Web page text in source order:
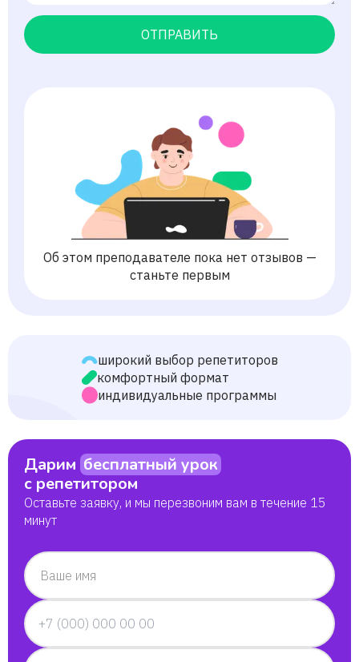
ОТПРАВИТЬ
Об этом преподавателе пока нет отзывов —
станьте первым
широкий выбор репетиторов
комфортный формат
индивидуальные программы
Дарим бесплатный урок
с репетитором
Оставьте заявку, и мы перезвоним вам в течение 15
минут
Ваше имя